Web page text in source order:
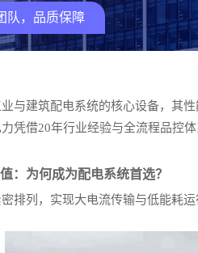
队，品质保障
与建筑配电系统的核心设备，其
凭借20年行业经验与全流程品控
：为何成为配电系统首选？
排列，实现大电流传输与低能耗